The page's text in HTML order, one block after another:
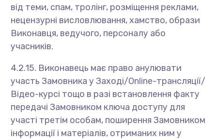
від теми, спам, тролінг, розміщення реклами,
нецензурні висловлювання, хамство, образи
Виконавця, ведучого, персоналу або
учасників.
4.2.15. Виконавець має право анулювати
участь Замовника у Заході/Online-трансляції/
Відео-курсі тощо в разі встановлення факту
передачі Замовником ключа доступу для
участі третім особам, поширення Замовником
інформації і матеріалів, отриманих ним у